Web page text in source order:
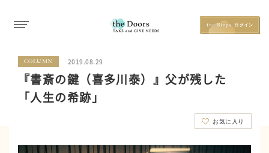
COLUMN 2019.08.29
『書斎の鍵（喜多川泰）』父が残した
「人生の希跡」
お気に入り